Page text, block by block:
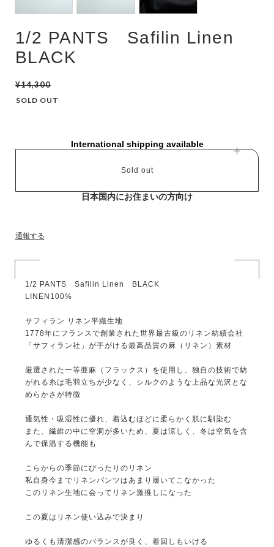
1/2 PANTS Safilin Linen
BLACK
¥14,300
SOLD OUT
International shipping available
Sold out
日本国内にお住まいの方向け
通報する
1/2 PANTS Safilin Linen BLACK
LINEN100%
サフィラン リネン平織生地
1778年にフランスで創業された世界最古級のリネン紡績会社
「サフィラン社」が手がける最高品質の麻（リネン）素材
厳選された一等亜麻（フラックス）を使用し、独自の技術で紡
がれる糸は毛羽立ちが少なく、シルクのような上品な光沢とな
めらかさが特徴
通気性・吸湿性に優れ、着込むほどに柔らかく肌に馴染む
また、繊維の中に空洞が多いため、夏は涼しく、冬は空気を含
んで保温する機能も
こらからの季節にぴったりのリネン
私自身今までリネンパンツはあまり履いてこなかった
このリネン生地に会ってリネン激推しになった
この夏はリネン使い込みで決まり
ゆるくも清潔感のバランスが良く、着回しもいける